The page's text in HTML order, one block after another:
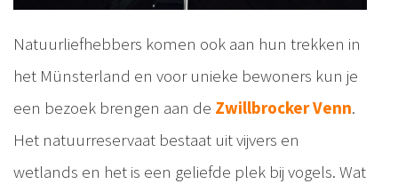
Natuurliefhebbers komen ook aan hun trekken in
het Münsterland en voor unieke bewoners kun je
een bezoek brengen aan de Zwillbrocker Venn.
Het natuurreservaat bestaat uit vijvers en
wetlands en het is een geliefde plek bij vogels. Wat